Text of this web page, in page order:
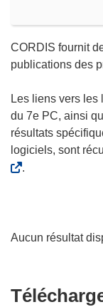
CORDIS fournit
publications des
Les liens vers
du 7e PC, ainsi
résultats
logiciels, sont
.
Aucun résultat